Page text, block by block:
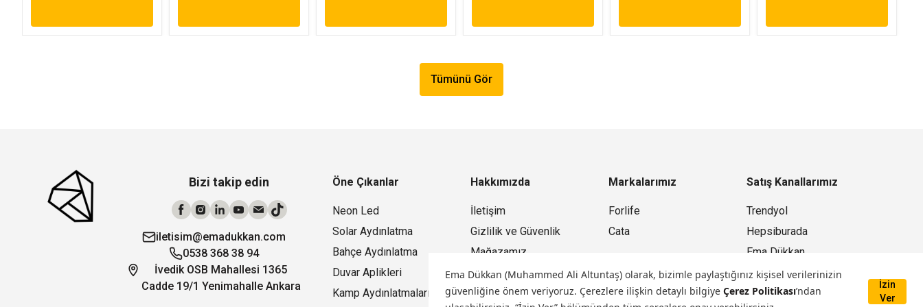
Ema Dükkan (Muhammed Ali Altuntaş) olarak, bizimle paylaştığınız kişisel verilerinizin
güvenliğine önem veriyoruz. Çerezlere ilişkin detaylı bilgiye Çerez Politikası’ndan
İzin
Ver
Tümünü Gör
Bizi takip edin
iletisim@emadukkan.com
0538 368 38 94
İvedik OSB Mahallesi 1365
Cadde 19/1 Yenimahalle Ankara
Öne Çıkanlar
Neon Led
Solar Aydınlatma
Bahçe Aydınlatma
Duvar Aplikleri
Kamp Aydınlatmaları
Hakkımızda
İletişim
Gizlilik ve Güvenlik
Mağazamız
Markalarımız
Forlife
Cata
Satış Kanallarımız
Trendyol
Hepsiburada
Ema Dükkan
Mağazamız